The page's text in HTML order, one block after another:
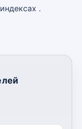
.